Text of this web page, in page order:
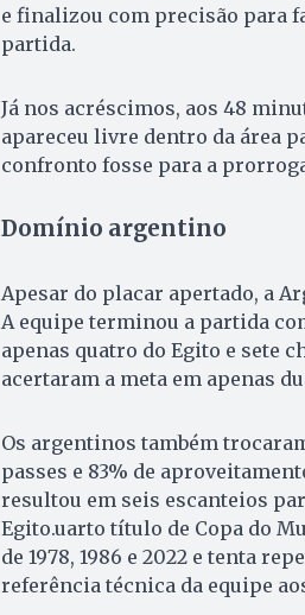
e finalizou com precisão para
partida.
Já nos acréscimos, aos 48
apareceu livre dentro da área
confronto fosse para a
Domínio argentino
Apesar do placar apertado, a
A equipe terminou a partida
apenas quatro do Egito e sete
acertaram a meta em apenas
Os argentinos também
passes e 83% de
resultou em seis escanteios
Egito.uarto título de Copa do
de 1978, 1986 e 2022 e tenta
referência técnica da equipe